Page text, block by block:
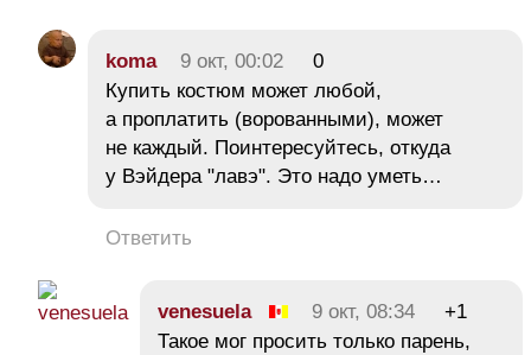
koma 9 окт, 00:02
0
Купить костюм может любой,
а проплатить (ворованными), может
не каждый. Поинтересуйтесь, откуда
у Вэйдера "лавэ". Это надо уметь…
Ответить
venesuela 9 окт, 08:34
+1
Такое мог просить только парень,